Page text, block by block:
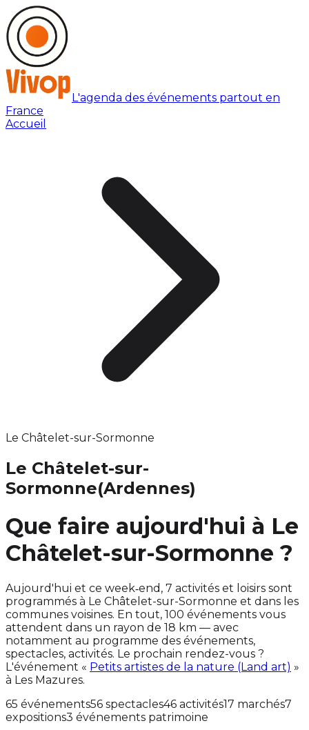
L'agenda des événements partout en
France
Accueil
Le Châtelet-sur-Sormonne
Le Châtelet-sur-
Sormonne(Ardennes)
Que faire aujourd'hui à Le
Châtelet-sur-Sormonne ?
Aujourd'hui et ce week‑end, 7 activités et loisirs sont
programmés à Le Châtelet-sur-Sormonne et dans les
communes voisines. En tout, 100 événements vous
attendent dans un rayon de 18 km — avec
notamment au programme des événements,
spectacles, activités. Le prochain rendez-vous ?
L'événement « Petits artistes de la nature (Land art) »
à Les Mazures.
65 événements56 spectacles46 activités17 marchés7
expositions3 événements patrimoine